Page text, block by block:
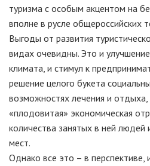
туризма с особым акцентом на
вполне в русле общероссийских
Выгоды от развития
видах очевидны. Это и
климата, и стимул к
решение целого букета
возможностях лечения и отдыха,
«плодовитая» экономическая
количества занятых в ней
мест.
Однако все это – в перспективе,